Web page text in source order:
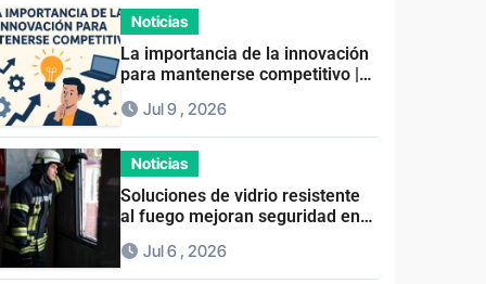
Noticias
La importancia de la innovación
para mantenerse competitivo |
Jul 9 , 2026
Noticias
Soluciones de vidrio resistente
al fuego mejoran seguridad en
Jul 6 , 2026